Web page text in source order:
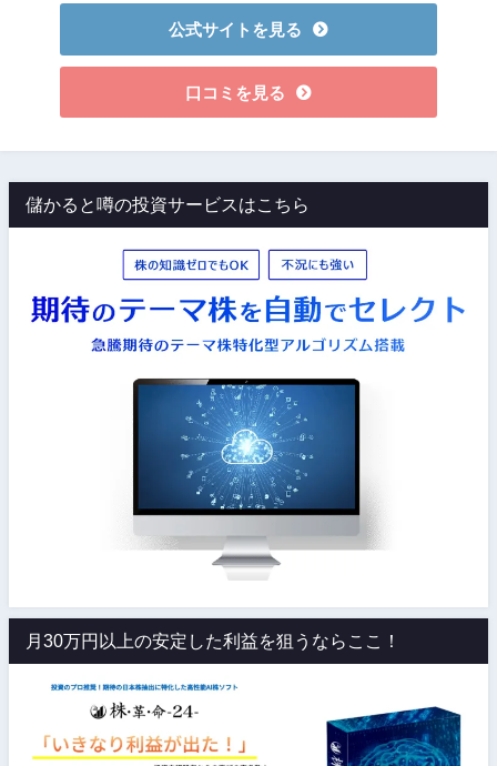
公式サイトを見る
口コミを見る
儲かると噂の投資サービスはこちら
月30万円以上の安定した利益を狙うならここ！